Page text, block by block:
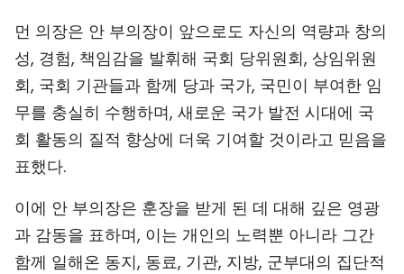
먼 의장은 안 부의장이 앞으로도 자신의 역량과 창의
성, 경험, 책임감을 발휘해 국회 당위원회, 상임위원
회, 국회 기관들과 함께 당과 국가, 국민이 부여한 임
무를 충실히 수행하며, 새로운 국가 발전 시대에 국
회 활동의 질적 향상에 더욱 기여할 것이라고 믿음을
표했다.
이에 안 부의장은 훈장을 받게 된 데 대해 깊은 영광
과 감동을 표하며, 이는 개인의 노력뿐 아니라 그간
함께 일해온 동지, 동료, 기관, 지방, 군부대의 집단적